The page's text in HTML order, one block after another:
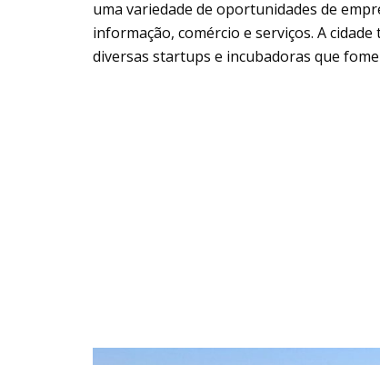
uma variedade de oportunidades de
informação, comércio e serviços. A
diversas startups e incubadoras que